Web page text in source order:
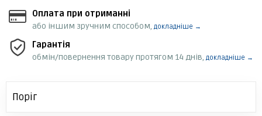
Оплата при отриманні
або іншим зручним способом, докладніше →
Гарантія
обмін/повернення товару протягом 14 днів, докладніше →
Поріг